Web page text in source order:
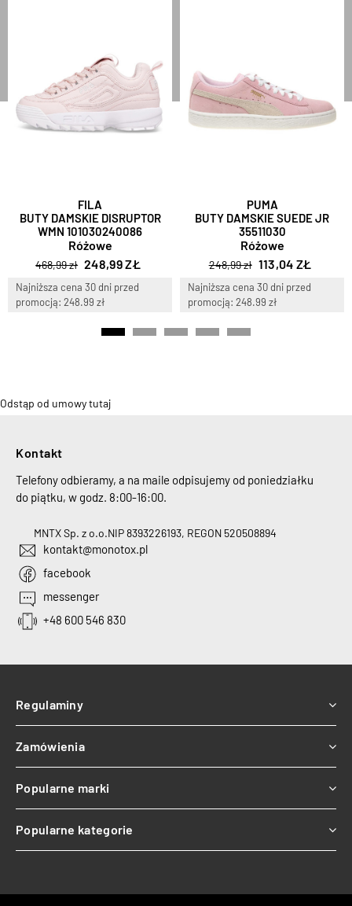
FILA
BUTY DAMSKIE DISRUPTOR
WMN 101030240086
Różowe
468,99 zł 248,99 ZŁ
Najniższa cena 30 dni przed
promocją: 248.99 zł
PUMA
BUTY DAMSKIE SUEDE JR
35511030
Różowe
248,99 zł 113,04 ZŁ
Najniższa cena 30 dni przed
promocją: 248.99 zł
Odstąp od umowy tutaj
Kontakt
Telefony odbieramy, a na maile odpisujemy od poniedziałku
do piątku, w godz. 8:00-16:00.
MNTX Sp. z o.o.NIP 8393226193, REGON 520508894
kontakt@monotox.pl
facebook
messenger
+48 600 546 830
Regulaminy
Zamówienia
Popularne marki
Popularne kategorie